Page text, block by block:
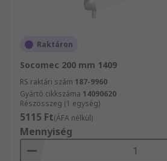
Raktáron
Socomec 200 mm 1409
RS raktári szám 187-9960
Gyártó cikkszáma 14090620
Részösszeg (1 egység)
5115 Ft(ÁFA nélkül)
Mennyiség